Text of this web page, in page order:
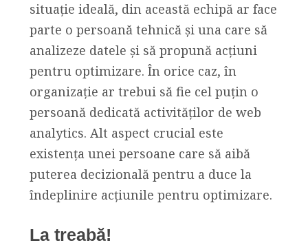
situație ideală, din această echipă ar face
parte o persoană tehnică și una care să
analizeze datele și să propună acțiuni
pentru optimizare. În orice caz, în
organizație ar trebui să fie cel puțin o
persoană dedicată activităților de web
analytics. Alt aspect crucial este
existența unei persoane care să aibă
puterea decizională pentru a duce la
îndeplinire acțiunile pentru optimizare.
La treabă!